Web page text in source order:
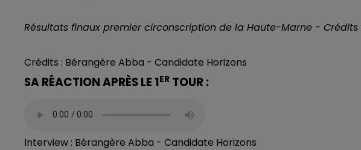
Résultats finaux premier circonscription de la Haute-Marne - Crédits
Crédits : Bérangère Abba - Candidate Horizons
SA RÉACTION APRÈS LE 1ER TOUR :
Interview : Bérangère Abba - Candidate Horizons